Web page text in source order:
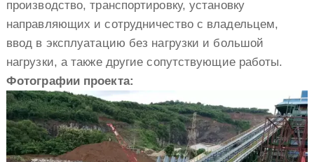
производство, транспортировку, установку
направляющих и сотрудничество с владельцем,
ввод в эксплуатацию без нагрузки и большой
нагрузки, а также другие сопутствующие работы.
Фотографии проекта: